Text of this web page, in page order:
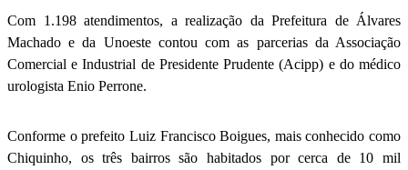
Com 1.198 atendimentos, a realização da Prefeitura de Álvares
Machado e da Unoeste contou com as parcerias da Associação
Comercial e Industrial de Presidente Prudente (Acipp) e do médico
urologista Enio Perrone.
Conforme o prefeito Luiz Francisco Boigues, mais conhecido como
Chiquinho, os três bairros são habitados por cerca de 10 mil